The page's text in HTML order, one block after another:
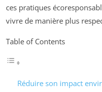
ces pratiques
vivre de manière plus
Table of Contents
Réduire son impact